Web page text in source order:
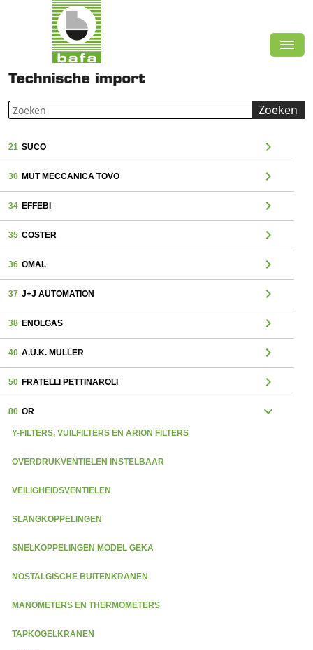
Zoeken
21 SUCO chevron_right
30 MUT MECCANICA TOVO chevron_right
34 EFFEBI chevron_right
35 COSTER chevron_right
36 OMAL chevron_right
37 J+J AUTOMATION chevron_right
38 ENOLGAS chevron_right
40 A.U.K. MÜLLER chevron_right
50 FRATELLI PETTINAROLI chevron_right
80 OR expand_more
Y-FILTERS, VUILFILTERS EN ARION FILTERS
OVERDRUKVENTIELEN INSTELBAAR
VEILIGHEIDSVENTIELEN
SLANGKOPPELINGEN
SNELKOPPELINGEN MODEL GEKA
NOSTALGISCHE BUITENKRANEN
MANOMETERS EN THERMOMETERS
TAPKOGELKRANEN